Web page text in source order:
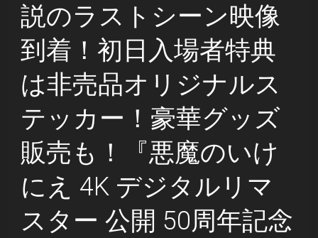
説のラストシーン映像
到着！初日入場者特典
は非売品オリジナルス
テッカー！豪華グッズ
販売も！『悪魔のいけ
にえ 4K デジタルリマ
スター 公開 50周年記念